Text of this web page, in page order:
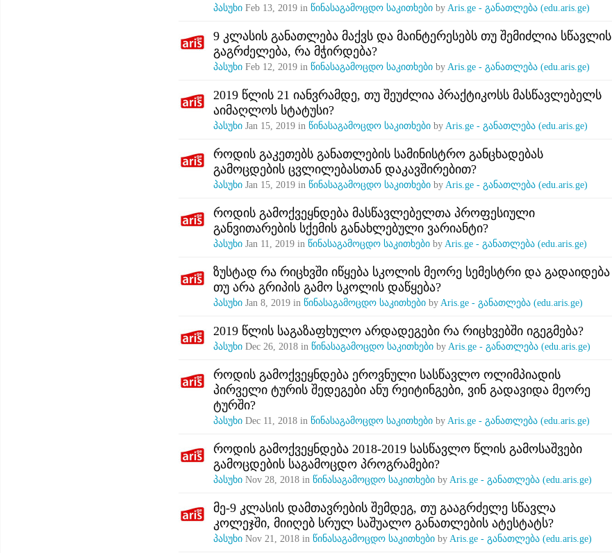
პასუხი Feb 13, 2019 in წინასაგამოცდო საკითხები by Aris.ge - განათლება (edu.aris.ge)
9 კლასის განათლება მაქვს და მაინტერესებს თუ შემიძლია სწავლის
გაგრძელება, რა მჭირდება?
პასუხი Feb 12, 2019 in წინასაგამოცდო საკითხები by Aris.ge - განათლება (edu.aris.ge)
2019 წლის 21 იანვრამდე, თუ შეუძლია პრაქტიკოსს მასწავლებელს
აიმაღლოს სტატუსი?
პასუხი Jan 15, 2019 in წინასაგამოცდო საკითხები by Aris.ge - განათლება (edu.aris.ge)
როდის გაკეთებს განათლების სამინისტრო განცხადებას
გამოცდების ცვლილებასთან დაკავშირებით?
პასუხი Jan 15, 2019 in წინასაგამოცდო საკითხები by Aris.ge - განათლება (edu.aris.ge)
როდის გამოქვეყნდება მასწავლებელთა პროფესიული
განვითარების სქემის განახლებული ვარიანტი?
პასუხი Jan 11, 2019 in წინასაგამოცდო საკითხები by Aris.ge - განათლება (edu.aris.ge)
ზუსტად რა რიცხვში იწყება სკოლის მეორე სემესტრი და გადაიდება
თუ არა გრიპის გამო სკოლის დაწყება?
პასუხი Jan 8, 2019 in წინასაგამოცდო საკითხები by Aris.ge - განათლება (edu.aris.ge)
2019 წლის საგაზაფხულო არდადეგები რა რიცხვებში იგეგმება?
პასუხი Dec 26, 2018 in წინასაგამოცდო საკითხები by Aris.ge - განათლება (edu.aris.ge)
როდის გამოქვეყნდება ეროვნული სასწავლო ოლიმპიადის
პირველი ტურის შედეგები ანუ რეიტინგები, ვინ გადავიდა მეორე
ტურში?
პასუხი Dec 11, 2018 in წინასაგამოცდო საკითხები by Aris.ge - განათლება (edu.aris.ge)
როდის გამოქვეყნდება 2018-2019 სასწავლო წლის გამოსაშვები
გამოცდების საგამოცდო პროგრამები?
პასუხი Nov 28, 2018 in წინასაგამოცდო საკითხები by Aris.ge - განათლება (edu.aris.ge)
მე-9 კლასის დამთავრების შემდეგ, თუ გააგრძელე სწავლა
კოლეჯში, მიიღებ სრულ საშუალო განათლების ატესტატს?
პასუხი Nov 21, 2018 in წინასაგამოცდო საკითხები by Aris.ge - განათლება (edu.aris.ge)